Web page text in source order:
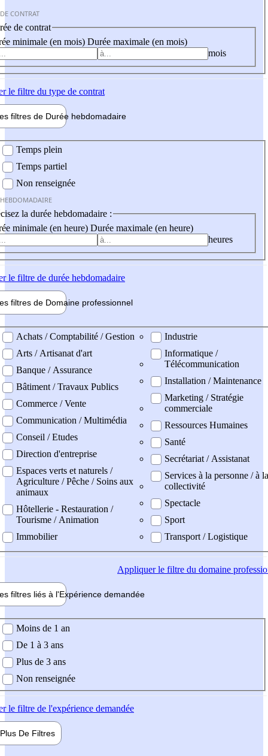
CONTRAT
de contrat
minimale (en mois) Durée maximale (en mois)
mois
le filtre du type de contrat
filtres de Durée hebdomadaire
Temps plein
Temps partiel
Non renseignée
la durée hebdomadaire :
minimale (en heure) Durée maximale (en heure)
heures
le filtre de durée hebdomadaire
filtres de Domaine professionnel
professionel
Achats / Comptabilité / Gestion
Arts / Artisanat d'art
Banque / Assurance
Bâtiment / Travaux Publics
Commerce / Vente
Communication / Multimédia
Conseil / Etudes
Direction d'entreprise
Espaces verts et naturels /
Agriculture / Pêche / Soins aux
animaux
Hôtellerie - Restauration /
Tourisme / Animation
Immobilier
Industrie
Informatique /
Télécommunication
Installation / Maintenance
Marketing / Stratégie
commerciale
Ressources Humaines
Santé
Secrétariat / Assistanat
Services à la personne / à la
collectivité
Spectacle
Sport
Transport / Logistique
Appliquerle filtre du domaine
filtres liés à l'Expérience demandée
demandée
Moins de 1 an
De 1 à 3 ans
Plus de 3 ans
Non renseignée
le filtre de l'expérience demandée
Plus De Filtres